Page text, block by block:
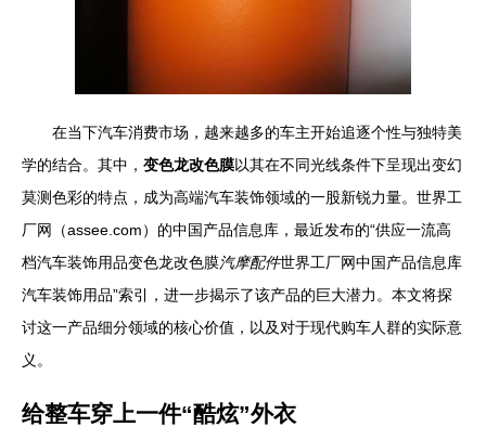
在当下汽车消费市场，越来越多的车主开始追逐个性与独特美
学的结合。其中， 变色龙改色膜以其在不同光线条件下呈现出变幻
莫测色彩的特点，成为高端汽车装饰领域的一股新锐力量。世界工
厂网（assee.com）的中国产品信息库，最近发布的“供应一流高
档汽车装饰用品变色龙改色膜汽摩配件世界工厂网中国产品信息库
汽车装饰用品”索引，进一步揭示了该产品的巨大潜力。本文将探
讨这一产品细分领域的核心价值，以及对于现代购车人群的实际意
义。
给整车穿上一件“酷炫”外衣